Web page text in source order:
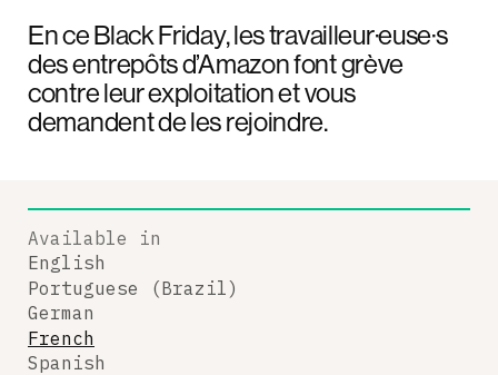
En ce Black Friday, les travailleur·euse·s
des entrepôts d’Amazon font grève
contre leur exploitation et vous
demandent de les rejoindre.
Available in
English
Portuguese (Brazil)
German
French
Spanish